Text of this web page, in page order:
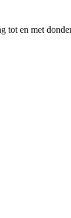
tot en met